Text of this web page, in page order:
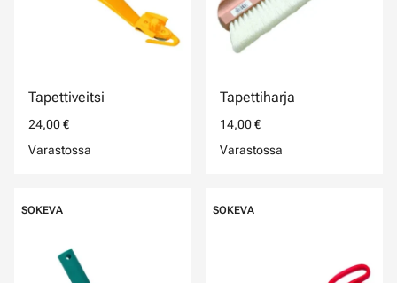
Tapettiveitsi
24,00 €
Varastossa
Tapettiharja
14,00 €
Varastossa
SOKEVA SOKEVA